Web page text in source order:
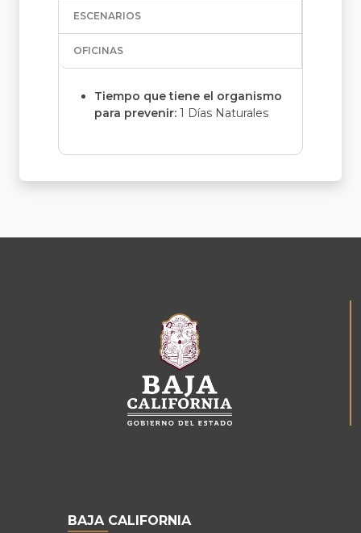
ESCENARIOS
OFICINAS
Tiempo que tiene el organismo
para prevenir: 1 Días Naturales
BAJA CALIFORNIA